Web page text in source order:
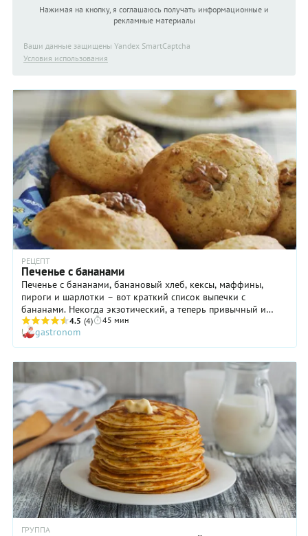
Нажимая на кнопку, я соглашаюсь получать информационные и
рекламные материалы
Ваши данные защищены Yandex SmartCaptcha
Условия использования
РЕЦЕПТ
Печенье с бананами
Печенье с бананами, банановый хлеб, кексы, маффины,
пироги и шарлотки – вот краткий список выпечки с
бананами. Некогда экзотический, а теперь привычный и
любимый фрукт, продающийся в наших магазинах весь год,
особенно хорош для постной или веганской выпечки. Им
хорошо заменять яйца. Даже в этом рецепте вы можете это
сделать, добавив примерно половину банана в тесто. И,
конечно, эти печенья не станут менее вкусными, если
грецкие орехи заменить фундуком и добавить в тесто изюм
или сушеную вишню/клюкву.
4.5 (4) 45 мин
gastronom
ГРУППА